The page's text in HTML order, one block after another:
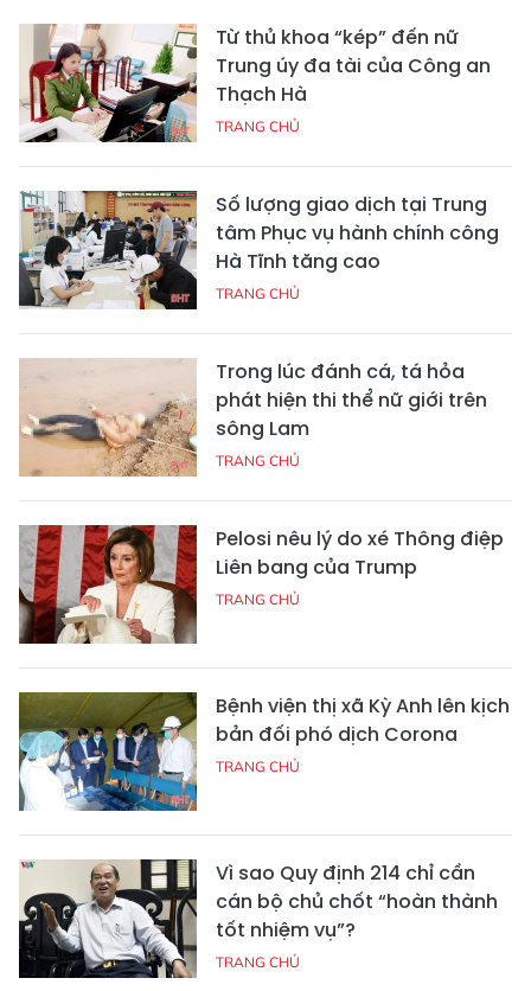
Từ thủ khoa “kép” đến nữ
Trung úy đa tài của Công an
Thạch Hà
TRANG CHỦ
Số lượng giao dịch tại Trung
tâm Phục vụ hành chính công
Hà Tĩnh tăng cao
TRANG CHỦ
Trong lúc đánh cá, tá hỏa
phát hiện thi thể nữ giới trên
sông Lam
TRANG CHỦ
Pelosi nêu lý do xé Thông điệp
Liên bang của Trump
TRANG CHỦ
Bệnh viện thị xã Kỳ Anh lên kịch
bản đối phó dịch Corona
TRANG CHỦ
Vì sao Quy định 214 chỉ cần
cán bộ chủ chốt “hoàn thành
tốt nhiệm vụ”?
TRANG CHỦ